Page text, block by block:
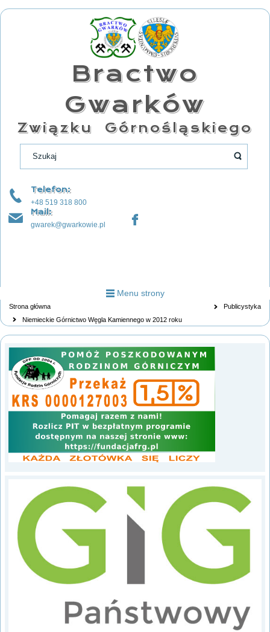
Bractwo
Gwarków
Związku Górnośląskiego
Telefon:
+48 519 318 800
Mail:
gwarek@gwarkowie.pl
Menu strony
Strona główna
Publicystyka
Niemieckie Górnictwo Węgla Kamiennego w 2012 roku